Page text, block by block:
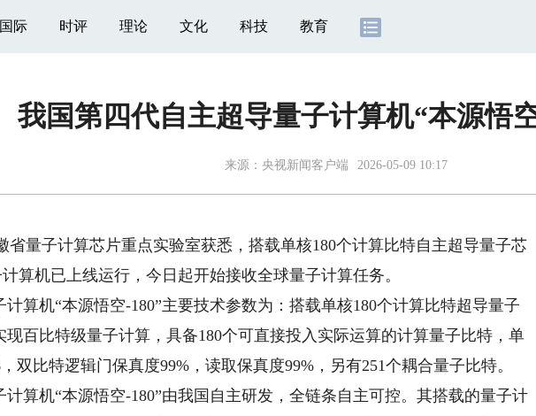
国际 时评 理论 文化 科技 教育
我国第四代自主超导量子计算机“本源悟
来源： 央视新闻客户端 2026-05-09 10:17
量子计算芯片重点实验室获悉，搭载单核180个计算比特自主超导量子芯
算机已上线运行，今日起开始接收全球量子计算任务。
机“本源悟空-180”主要技术参数为：搭载单核180个计算比特超导量子
百比特级量子计算，具备180个可直接投入实际运算的计算量子比特，单
双比特逻辑门保真度99%，读取保真度99%，另有251个耦合量子比特。
机“本源悟空-180”由我国自主研发，全链条自主可控。其搭载的量子计